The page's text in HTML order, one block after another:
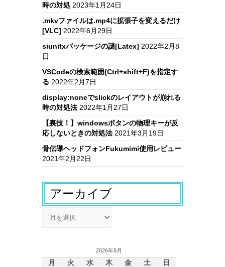
時の対処 2023年1月24日
.mkvファイルは.mp4に拡張子を変えるだけ
[VLC] 2022年6月29日
siunitxパッケージの謎[Latex] 2022年2月8
日
VSCodeの検索範囲(Ctrl+shift+F)を指定す
る 2022年2月7日
display:noneでslickのレイアウトが崩れる
時の対処法 2022年1月27日
【裏技！】windowsボタンの物理キーが反
応しないときの対処法 2021年3月19日
骨伝導ヘッドフォンFukumimi使用レビュー
2021年2月22日
アーカイブ
2026年8月
月 火 水 木 金 土
日